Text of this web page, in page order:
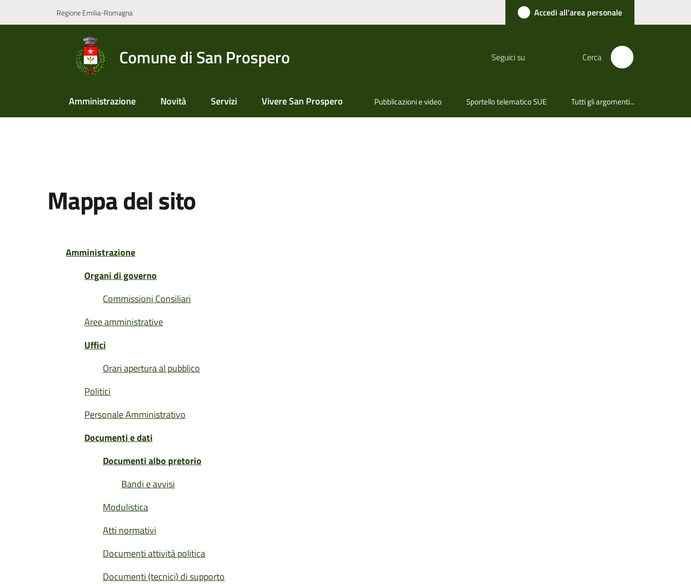
Regione Emilia-Romagna Accedi all'area personale
Comune di San Prospero Seguici su Cerca
Amministrazione Novità Servizi Vivere San Prospero Pubblicazioni e video Sportello telematico SUE Tutti gli argomenti...
Mappa del sito
Amministrazione
Organi di governo
Commissioni Consiliari
Aree amministrative
Uffici
Orari apertura al pubblico
Politici
Personale Amministrativo
Documenti e dati
Documenti albo pretorio
Bandi e avvisi
Modulistica
Atti normativi
Documenti attività politica
Documenti (tecnici) di supporto